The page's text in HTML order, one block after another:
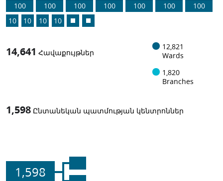
100
100 100 100 100 100
100
10
10 10 10
14,641 Հավաքույթներ
12,821
Wards
1,820
Branches
1,598 Ընտանեկան պատմության կենտրոններ
1,598